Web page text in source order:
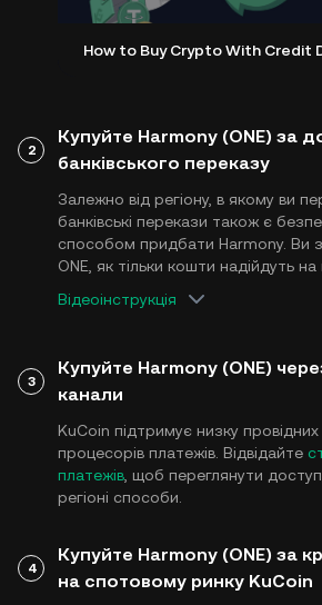
How to Buy Crypto With Credit
2
Купуйте Harmony (ONE) за
банківського переказу
Залежно від регіону, в якому ви
банківські перекази також є
способом придбати Harmony. Ви
ONE, як тільки кошти надійдуть
Відеоінструкція
3
Купуйте Harmony (ONE)
канали
KuCoin підтримує низку
процесорів платежів. Відвідайте
платежів , щоб переглянути
регіоні способи.
4
Купуйте Harmony (ONE) за
на спотовому ринку KuCoin